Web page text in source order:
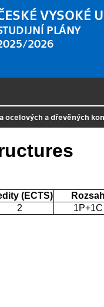
VYSOKÉ
PLÁNY
2026
ocelových a dřevěných
(ECTS) Rozsah
2 1P+1C